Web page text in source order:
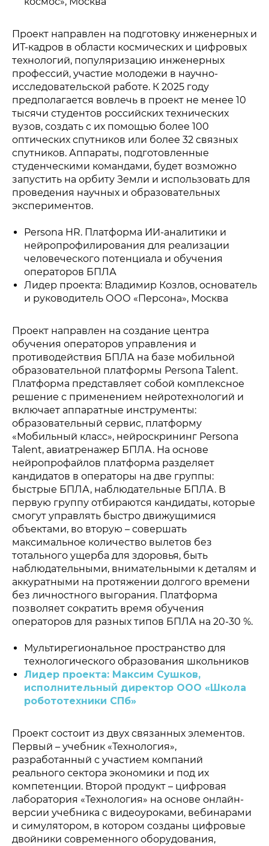
Проект направлен на подготовку инженерных и
ИТ-кадров в области космических и цифровых
технологий, популяризацию инженерных
профессий, участие молодежи в научно-
исследовательской работе. К 2025 году
предполагается вовлечь в проект не менее 10
тысячи студентов российских технических
вузов, создать с их помощью более 100
оптических спутников или более 32 связных
спутников. Аппараты, подготовленные
студенческими командами, будет возможно
запустить на орбиту Земли и использовать для
проведения научных и образовательных
экспериментов.
Persona HR. Платформа ИИ-аналитики и
нейропрофилирования для реализации
человеческого потенциала и обучения
операторов БПЛА
Лидер проекта: Владимир Козлов, основатель
и руководитель ООО «Персона», Москва
Проект направлен на создание центра
обучения операторов управления и
противодействия БПЛА на базе мобильной
образовательной платформы Persona Talent.
Платформа представляет собой комплексное
решение с применением нейротехнологий и
включает аппаратные инструменты:
образовательный сервис, платформу
«Мобильный класс», нейроскрининг Persona
Talent, авиатренажер БПЛА. На основе
нейропрофайлов платформа разделяет
кандидатов в операторы на две группы:
быстрые БПЛА, наблюдательные БПЛА. В
первую группу отбираются кандидаты, которые
смогут управлять быстро движущимися
объектами, во вторую – совершать
максимальное количество вылетов без
тотального ущерба для здоровья, быть
наблюдательными, внимательными к деталям и
аккуратными на протяжении долгого времени
без личностного выгорания. Платформа
позволяет сократить время обучения
операторов для разных типов БПЛА на 20-30 %.
Мультирегиональное пространство для
технологического образования школьников
Лидер проекта: Максим Сушков,
исполнительный директор ООО «Школа
робототехники СПб»
Проект состоит из двух связанных элементов.
Первый – учебник «Технология»,
разработанный с участием компаний
реального сектора экономики и под их
компетенции. Второй продукт – цифровая
лаборатория «Технология» на основе онлайн-
версии учебника с видеоуроками, вебинарами
и симулятором, в котором созданы цифровые
двойники современного оборудования,
материалов ссылка на ROBOTUNION.RU — обязательна
Политика конфиденциальности
© 2015-2026 НАУРР. Все права защищены.
При использовании материалов ссылка на ROBOTUNION.RU —
обязательна